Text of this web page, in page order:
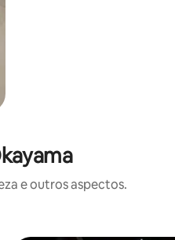
e outros aspectos.